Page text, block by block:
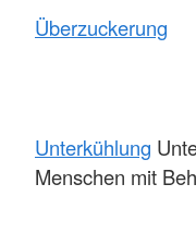
Überzuckerung
Unterkühlung
Menschen mit